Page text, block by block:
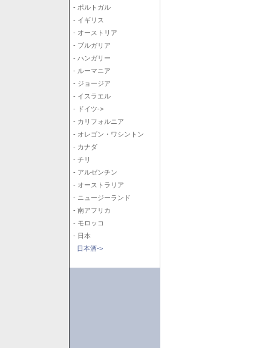
- ポルトガル
- イギリス
- オーストリア
- ブルガリア
- ハンガリー
- ルーマニア
- ジョージア
- イスラエル
- ドイツ->
- カリフォルニア
- オレゴン・ワシントン
- カナダ
- チリ
- アルゼンチン
- オーストラリア
- ニュージーランド
- 南アフリカ
- モロッコ
- 日本
日本酒->